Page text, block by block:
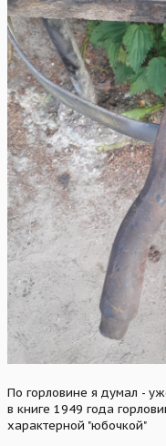
По горловине я думал -
в книге 1949 года
характерной "юбочкой"